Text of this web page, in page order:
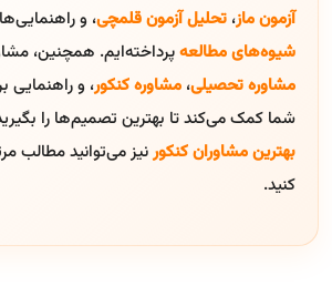
آزمون ماز، تحلیل آزمون قلمچی، و
شیوه‌های مطالعهپرداخته‌ایم. همچنین،
مشاوره تحصیلی، مشاوره کنکور، و راهنمایی
شما کمک می‌کند تا بهترین تصمیم‌ها را
بهترین مشاوران کنکورنیز می‌توانید مطالب
کنید.